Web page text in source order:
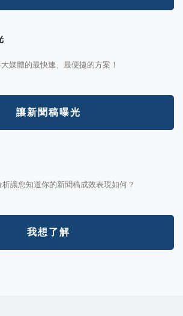
媒體的最快速、最便捷的方案！
讓新聞稿曝光
讓您知道你的新聞稿成效表現如何？
我想了解